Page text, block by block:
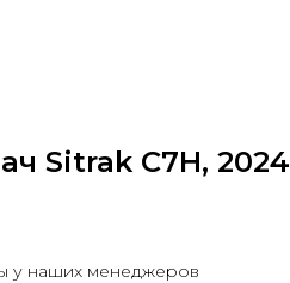
Sitrak C7H, 2024
у наших менеджеров